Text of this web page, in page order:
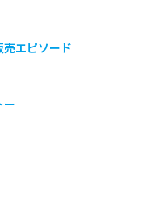
売エピソード
ー